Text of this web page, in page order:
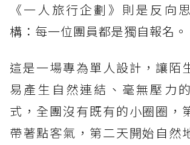
《一人旅行企劃》則是反向
構：每一位團員都是獨自報名。
這是一場專為單人設計，讓陌
易產生自然連結、毫無壓力
式，全團沒有既有的小圈圈，
帶著點客氣，第二天開始自然